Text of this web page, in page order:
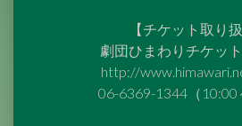
【チケット取り扱
劇団ひまわりチケッ
http://
06-6369-1344（10:00